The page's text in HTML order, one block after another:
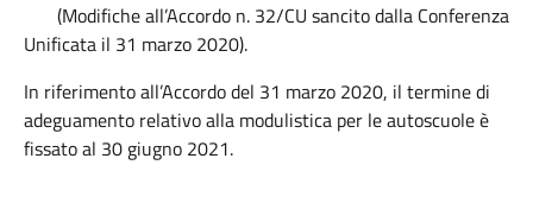
(Modifiche all’Accordo n. 32/CU sancito dalla Conferenza
Unificata il 31 marzo 2020).
In riferimento all’Accordo del 31 marzo 2020, il termine di
adeguamento relativo alla modulistica per le autoscuole è
fissato al 30 giugno 2021.